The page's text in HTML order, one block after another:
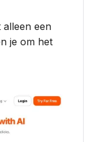
alleen een
je om het